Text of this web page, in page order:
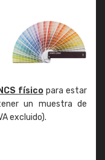
físicopara estar
un muestra de
excluido).